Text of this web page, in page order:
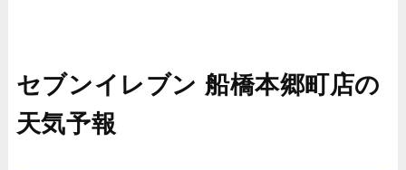
セブンイレブン 船橋本郷町店の
天気予報